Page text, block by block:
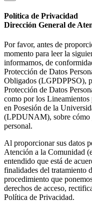
Política de Privacidad
Dirección General de
Por favor, antes de
momento para leer la
informamos, de
Protección de Datos
Obligados (LGPDPPSO),
Protección de Datos
como por los Lineamientos
en Posesión de la
(LPDUNAM), sobre cómo
personal.
Al proporcionar sus datos
Atención a la Comunidad
entendido que está de
finalidades del tratamiento
procedimiento que
derechos de acceso,
Política de Privacidad.